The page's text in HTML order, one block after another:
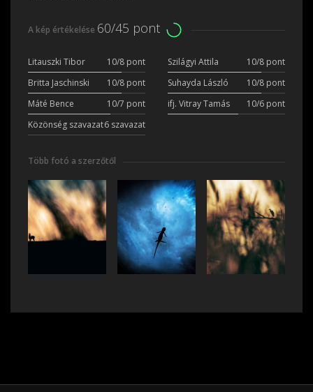
A kép értékelése 60/45 pont
Litauszki Tibor 10/8 pont Szilágyi Attila
10/8 pont
Britta Jaschinski
10/8 pont Suhayda László
10/8 pont
Máté Bence
10/7 pont ifj. Vitray Tamás
10/6 pont
Közönség szavazat6 szavazat
Több fotó a szerzőtől